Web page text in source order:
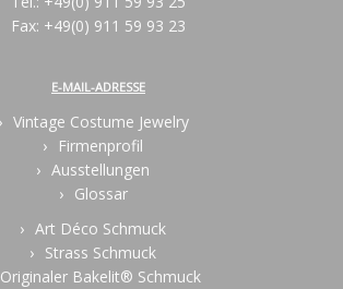
Fax: +49(0) 911 59 93 23
E-MAIL-ADRESSE
Vintage Costume Jewelry
Firmenprofil
Ausstellungen
Glossar
Art Déco Schmuck
Strass Schmuck
Originaler Bakelit® Schmuck